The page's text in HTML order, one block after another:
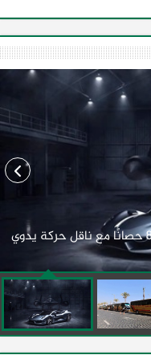
هينيسي تطرح طراز (بلاك بيرد) بقوة 850 حصانًا مع ناقل حركة يدوي